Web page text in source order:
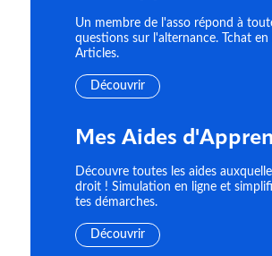
Un membre de l'asso répond à
questions sur l'alternance. Tchat en
Articles.
Découvrir
Mes Aides
Découvre toutes les aides
droit ! Simulation en ligne et
tes démarches.
Découvrir